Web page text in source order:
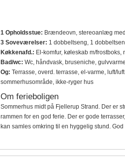
1 Opholdsstue: Brændeovn, stereoanlæg
3 Soveværelser: 1 dobbeltseng, 1
Køkkenafd.: El-komfur, køleskab m/
Bad/wc: Wc, håndvask, bruseniche, gulvvarme
Og: Terrasse, overd. terrasse, el-varme, luft/
sommerhusområde, ikke-ryger hus
Om ferieboligen
Sommerhus midt på Fjellerup Strand. Der er
rammen for en god ferie. Der er gode
kan samles omkring til en hyggelig stund.